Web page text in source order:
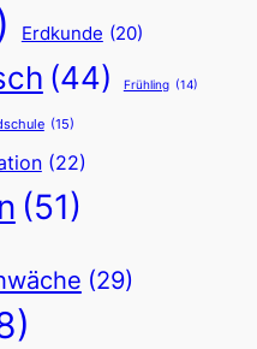
Erdkunde (20)
(44) Frühling (14)
(15)
(22)
(51)
(29)